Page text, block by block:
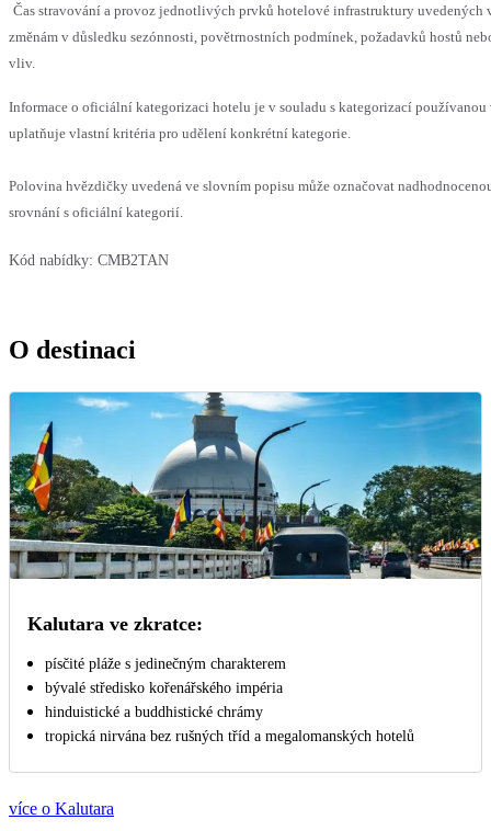
Čas stravování a provoz jednotlivých prvků hotelové infrastruktury uvedených
změnám v důsledku sezónnosti, povětrnostních podmínek, požadavků hostů
vliv.
Informace o oficiální kategorizaci hotelu je v souladu s kategorizací používanou
uplatňuje vlastní kritéria pro udělení konkrétní kategorie.
Polovina hvězdičky uvedená ve slovním popisu může označovat
srovnání s oficiální kategorií.
Kód nabídky: CMB2TAN
O destinaci
Kalutara ve zkratce:
písčité pláže s jedinečným charakterem
bývalé středisko kořenářského impéria
hinduistické a buddhistické chrámy
tropická nirvána bez rušných tříd a megalomanských hotelů
více o Kalutara